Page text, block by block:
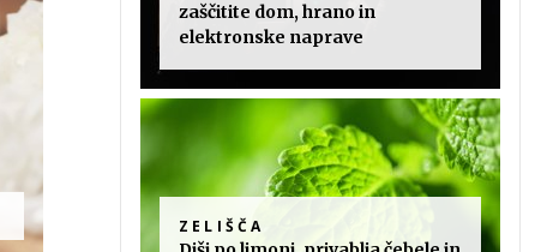
zaščitite dom, hrano in
elektronske naprave
ZELIŠČA